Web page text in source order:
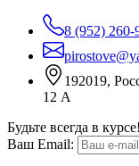
8 (952) 260-
192019,
12 А
Будьте всегда в курсе!
Ваш Email: